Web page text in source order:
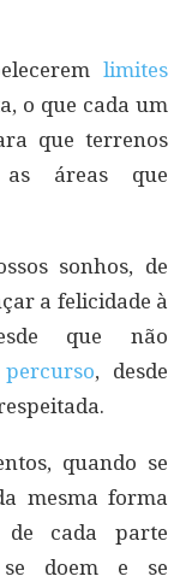
limites
o que cada um
que terrenos
as áreas que
sonhos, de
a felicidade à
que não
percurso, desde
quando se
mesma forma
de cada parte
doem e se